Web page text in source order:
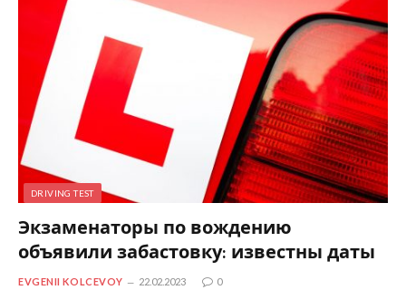
DRIVING TEST
Экзаменаторы по вождению
объявили забастовку: известны даты
EVGENII KOLCEVOY 22.02.2023 0